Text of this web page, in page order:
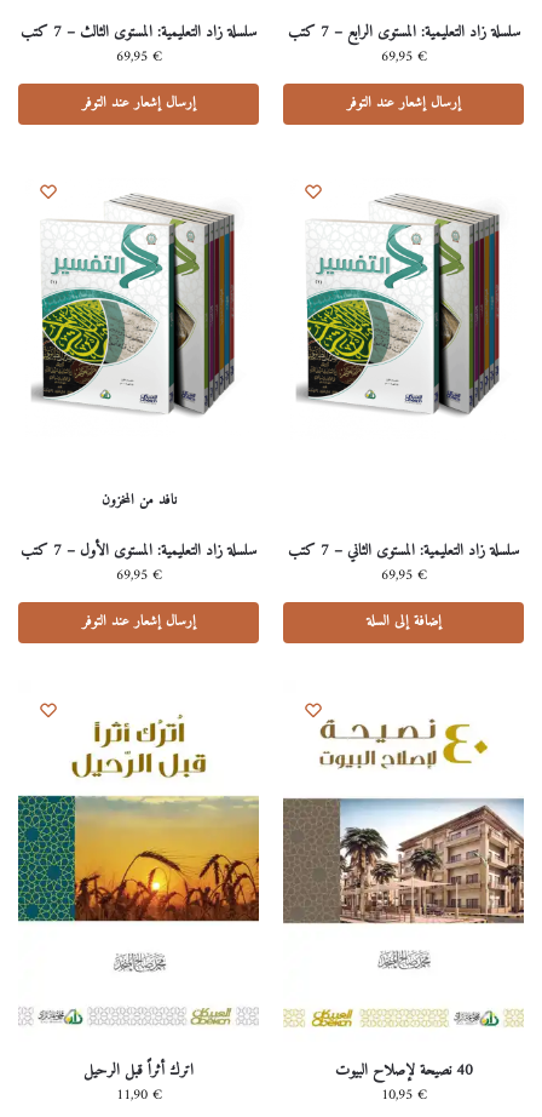
سلسلة زاد التعليمية: المستوى الرابع – 7 كتب
69,95€
إرسال إشعار عند التوفر
سلسلة زاد التعليمية: المستوى الثالث – 7 كتب
69,95€
إرسال إشعار عند التوفر
سلسلة زاد التعليمية: المستوى الثاني – 7 كتب
69,95€
إضافة إلى السلة
نافد من المخزون
سلسلة زاد التعليمية: المستوى الأول – 7 كتب
69,95€
إرسال إشعار عند التوفر
40 نصيحة لإصلاح البيوت
10,95€
اترك أثراً قبل الرحيل
11,90€